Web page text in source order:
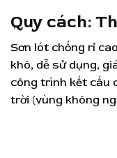
Quy cách:
Sơn lót chống rỉ
khô, dễ sử dụng,
công trình kết cấu
trời (vùng không